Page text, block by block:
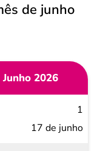
de junho
2026
1
17 de junho